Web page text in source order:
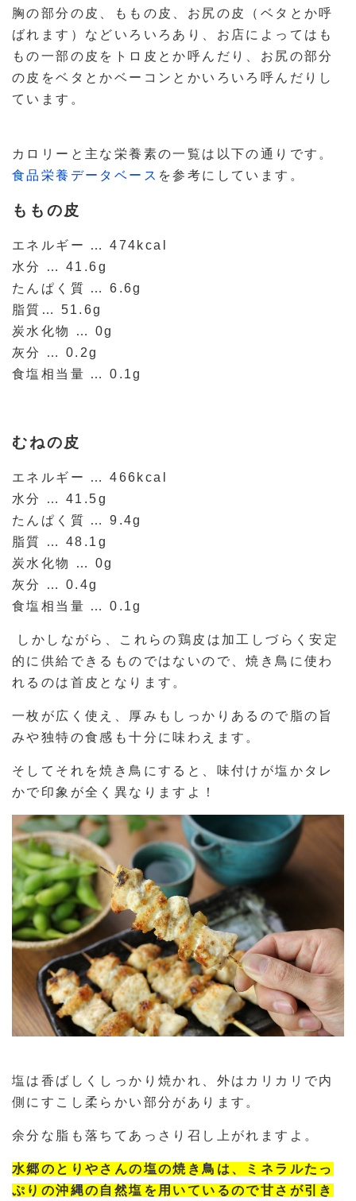
胸の部分の皮、ももの皮、お尻の皮（ベタとか呼
ばれます）などいろいろあり、お店によってはも
もの一部の皮をトロ皮とか呼んだり、お尻の部分
の皮をベタとかベーコンとかいろいろ呼んだりし
ています。
カロリーと主な栄養素の一覧は以下の通りです。
食品栄養データベース を参考にしています。
ももの皮
エネルギー … 474kcal
水分 … 41.6g
たんぱく質 … 6.6g
脂質… 51.6g
炭水化物 … 0g
灰分 … 0.2g
食塩相当量 … 0.1g
むねの皮
エネルギー … 466kcal
水分 … 41.5g
たんぱく質 … 9.4g
脂質 … 48.1g
炭水化物 … 0g
灰分 … 0.4g
食塩相当量 … 0.1g
しかしながら、これらの鶏皮は加工しづらく安定
的に供給できるものではないので、焼き鳥に使わ
れるのは首皮となります。
一枚が広く使え、厚みもしっかりあるので脂の旨
みや独特の食感も十分に味わえます。
そしてそれを焼き鳥にすると、味付けが塩かタレ
かで印象が全く異なりますよ！
塩は香ばしくしっかり焼かれ、外はカリカリで内
側にすこし柔らかい部分があります。
余分な脂も落ちてあっさり召し上がれますよ。
水郷のとりやさんの塩の焼き鳥は、ミネラルたっ
ぷりの沖縄の自然塩を用いているので甘さが引き